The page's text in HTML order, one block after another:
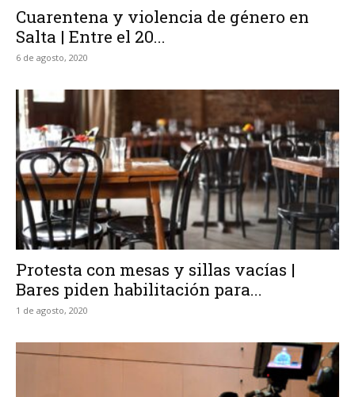
Cuarentena y violencia de género en
Salta | Entre el 20...
6 de agosto, 2020
Protesta con mesas y sillas vacías |
Bares piden habilitación para...
1 de agosto, 2020